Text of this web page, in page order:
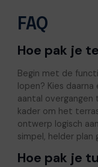
FAQ
Hoe pak je
Begin met de
lopen? Kies
aantal overgangen
kader om het
ontwerp logisch
simpel, helder
Hoe pak je